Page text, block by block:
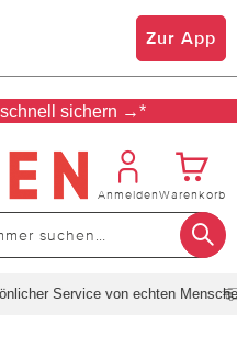
Zur App
sichern →*
AnmeldenWarenkorb
Service von echten Menschen